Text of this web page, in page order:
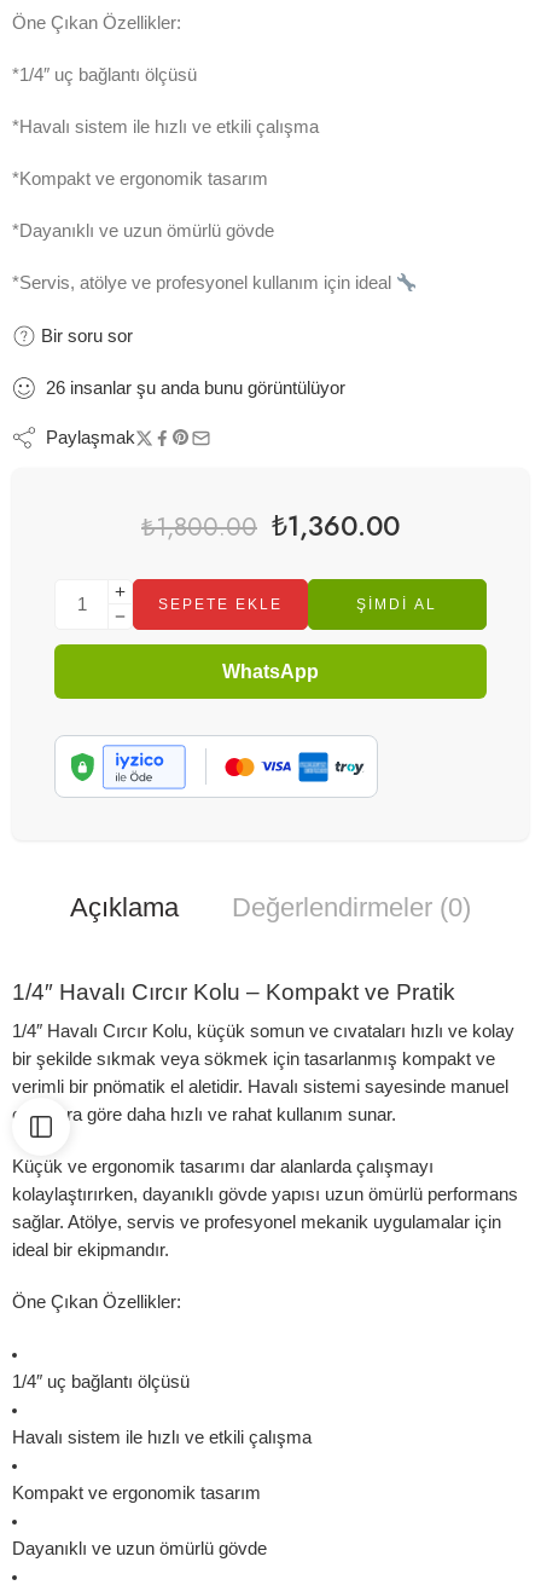
Öne Çıkan Özellikler:
*1/4″ uç bağlantı ölçüsü
*Havalı sistem ile hızlı ve etkili çalışma
*Kompakt ve ergonomik tasarım
*Dayanıklı ve uzun ömürlü gövde
*Servis, atölye ve profesyonel kullanım için ideal
Bir soru sor
26 insanlar şu anda bunu görüntülüyor
Paylaşmak
₺1,800.00 ₺1,360.00
SEPETE EKLE ŞIMDI AL
WhatsApp
Açıklama Değerlendirmeler (0)
1/4″ Havalı Cırcır Kolu – Kompakt ve Pratik
1/4″ Havalı Cırcır Kolu, küçük somun ve cıvataları hızlı ve kolay
bir şekilde sıkmak veya sökmek için tasarlanmış kompakt ve
verimli bir pnömatik el aletidir. Havalı sistemi sayesinde manuel
cırcırlara göre daha hızlı ve rahat kullanım sunar.
Küçük ve ergonomik tasarımı dar alanlarda çalışmayı
kolaylaştırırken, dayanıklı gövde yapısı uzun ömürlü performans
sağlar. Atölye, servis ve profesyonel mekanik uygulamalar için
ideal bir ekipmandır.
Öne Çıkan Özellikler:
1/4″ uç bağlantı ölçüsü
Havalı sistem ile hızlı ve etkili çalışma
Kompakt ve ergonomik tasarım
Dayanıklı ve uzun ömürlü gövde